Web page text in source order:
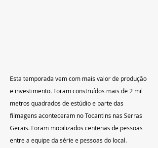
Esta temporada vem com mais valor de produção
e investimento. Foram construídos mais de 2 mil
metros quadrados de estúdio e parte das
filmagens aconteceram no Tocantins nas Serras
Gerais. Foram mobilizados centenas de pessoas
entre a equipe da série e pessoas do local.